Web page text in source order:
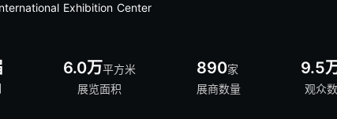
Exhibition Center
6.0万平方米
展览面积
890家
展商数量
9.5
观众